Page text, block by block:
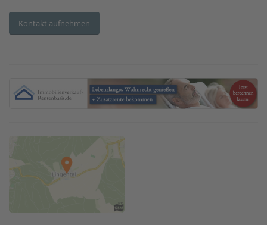
Kontakt aufnehmen